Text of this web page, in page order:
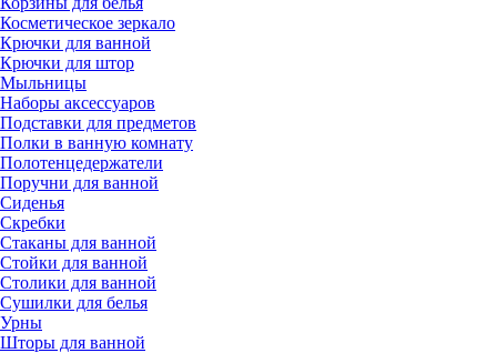
Косметическое зеркало
Крючки для ванной
Крючки для штор
Мыльницы
Наборы аксессуаров
Подставки для предметов
Полки в ванную комнату
Полотенцедержатели
Поручни для ванной
Сиденья
Скребки
Стаканы для ванной
Стойки для ванной
Столики для ванной
Сушилки для белья
Урны
Шторы для ванной